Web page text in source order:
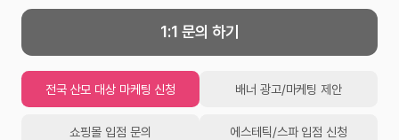
1:1 문의 하기
전국 산모 대상 마케팅 신청 배너 광고/마케팅 제안
쇼핑몰 입점 문의 에스테틱/스파 입점 신청